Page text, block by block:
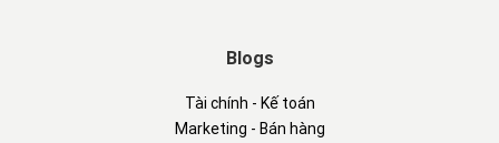
Blogs
Tài chính - Kế toán
Marketing - Bán hàng